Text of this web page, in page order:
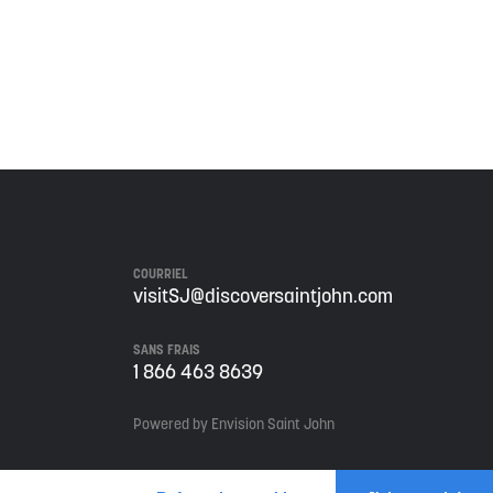
COURRIEL
visitSJ@discoversaintjohn.com
SANS FRAIS
1 866 463 8639
Powered by Envision Saint John